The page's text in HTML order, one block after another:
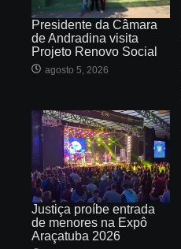
Presidente da Câmara
de Andradina visita
Projeto Renovo Social
agosto 5, 2026
Justiça proíbe entrada
de menores na Expô
Araçatuba 2026